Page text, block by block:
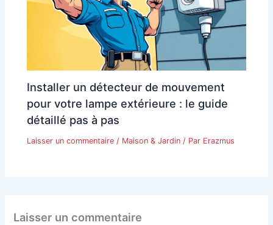
Installer un détecteur de mouvement
pour votre lampe extérieure : le guide
détaillé pas à pas
Laisser un commentaire / Maison & Jardin / Par Erazmus
Laisser un commentaire